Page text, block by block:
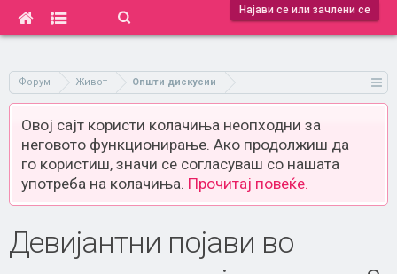
Најави се или зачлени се
Форум Живот Општи дискусии
Овој сајт користи колачиња неопходни за
неговото функционирање. Ако продолжиш да
го користиш, значи се согласуваш со нашата
употреба на колачиња. Прочитај повеќе.
Девијантни појави во